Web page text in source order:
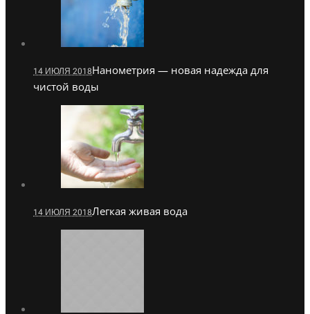
14 ИЮЛЯ 2018Нанометрия — новая надежда для
чистой воды
14 ИЮЛЯ 2018Легкая живая вода